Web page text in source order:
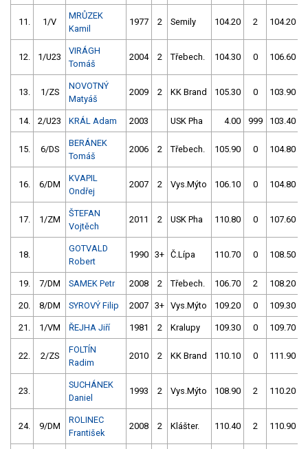
11. 1/V
MRŮZEK
Kamil
1977 2 Semily 104.20 2 104.20
12. 1/U23
VIRÁGH
Tomáš
2004 2 Třebech. 104.30 0 106.60
13. 1/ZS
NOVOTNÝ
Matyáš
2009 2 KK Brand 105.30 0 103.90
14. 2/U23 KRÁL Adam 2003 USK Pha 4.00 999 103.40
15. 6/DS
BERÁNEK
Tomáš
2006 2 Třebech. 105.90 0 104.80
16. 6/DM
KVAPIL
Ondřej
2007 2 Vys.Mýto 106.10 0 104.80
17. 1/ZM
ŠTEFAN
Vojtěch
2011 2 USK Pha 110.80 0 107.60
18.
GOTVALD
Robert
1990 3+ Č.Lípa 110.70 0 108.50
19. 7/DM SAMEK Petr 2008 2 Třebech. 106.70 2 108.20
20. 8/DM SYROVÝ Filip 2007 3+ Vys.Mýto 109.20 0 109.30
21. 1/VM ŘEJHA Jiří 1981 2 Kralupy 109.30 0 109.70
22. 2/ZS
FOLTÍN
Radim
2010 2 KK Brand 110.10 0 111.90
23.
SUCHÁNEK
Daniel
1993 2 Vys.Mýto 108.90 2 110.20
24. 9/DM
ROLINEC
František
2008 2 Klášter. 110.40 2 110.90